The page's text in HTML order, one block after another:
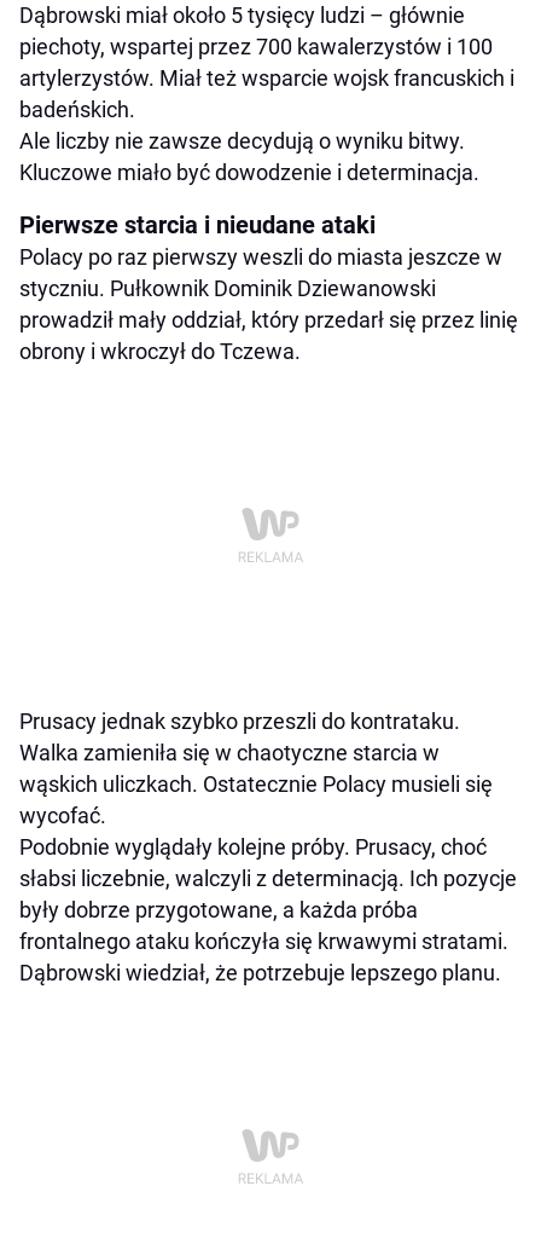
Dąbrowski miał około 5 tysięcy ludzi – głównie
piechoty, wspartej przez 700 kawalerzystów i 100
artylerzystów. Miał też wsparcie wojsk francuskich i
badeńskich.
Ale liczby nie zawsze decydują o wyniku bitwy.
Kluczowe miało być dowodzenie i determinacja.
Pierwsze starcia i nieudane ataki
Polacy po raz pierwszy weszli do miasta jeszcze w
styczniu. Pułkownik Dominik Dziewanowski
prowadził mały oddział, który przedarł się przez linię
obrony i wkroczył do Tczewa.
Prusacy jednak szybko przeszli do kontrataku.
Walka zamieniła się w chaotyczne starcia w
wąskich uliczkach. Ostatecznie Polacy musieli się
wycofać.
Podobnie wyglądały kolejne próby. Prusacy, choć
słabsi liczebnie, walczyli z determinacją. Ich pozycje
były dobrze przygotowane, a każda próba
frontalnego ataku kończyła się krwawymi stratami.
Dąbrowski wiedział, że potrzebuje lepszego planu.